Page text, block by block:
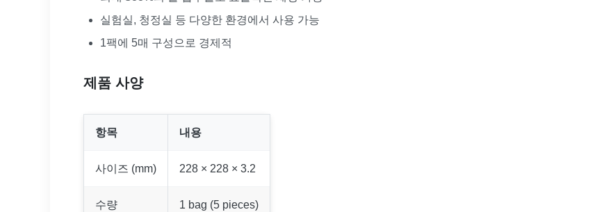
실험실, 청정실 등 다양한 환경에서 사용 가능
1팩에 5매 구성으로 경제적
제품 사양
항목 내용
사이즈 (mm) 228 × 228 × 3.2
수량 1 bag (5 pieces)